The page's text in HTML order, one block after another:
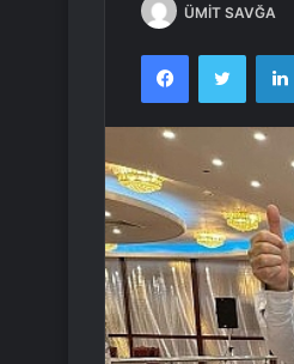
ÜMİT SAVĞA
Facebook